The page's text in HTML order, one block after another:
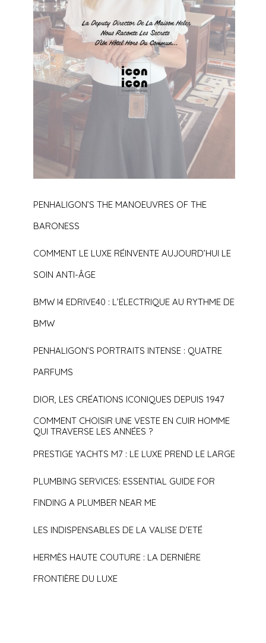
PENHALIGON’S THE MANOEUVRES OF THE
BARONESS
COMMENT LE LUXE RÉINVENTE AUJOURD’HUI LE
SOIN ANTI-ÂGE
BMW I4 EDRIVE40 : L’ÉLECTRIQUE AU RYTHME DE
BMW
PENHALIGON’S PORTRAITS INTENSE : QUATRE
PARFUMS
DIOR, LES CRÉATIONS ICONIQUES DEPUIS 1947
COMMENT CHOISIR UNE VESTE EN CUIR HOMME
QUI TRAVERSE LES ANNÉES ?
PRESTIGE YACHTS M7 : LE LUXE PREND LE LARGE
PLUMBING SERVICES: ESSENTIAL GUIDE FOR
FINDING A PLUMBER NEAR ME
LES INDISPENSABLES DE LA VALISE D’ETÉ
HERMÈS HAUTE COUTURE : LA DERNIÈRE
FRONTIÈRE DU LUXE